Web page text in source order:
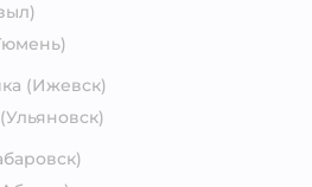
(Ижевск)
(Ульяновск)